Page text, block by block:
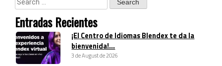
Entradas Recientes
¡El Centro de Idiomas Blendex te da la
bienvenida!...
3 de August de 2026